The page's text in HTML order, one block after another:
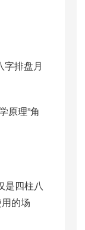
字排盘月
原理”角
是四柱八
的场